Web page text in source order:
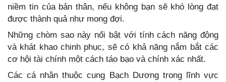
niềm tin của bản thân, nếu không bạn sẽ khó lòng đạt
được thành quả như mong đợi.
Những chòm sao này nổi bật với tính cách năng động
và khát khao chinh phục, sẽ có khả năng nắm bắt các
cơ hội tài chính một cách táo bạo và chính xác nhất.
Các cá nhân thuộc cung Bạch Dương trong lĩnh vực